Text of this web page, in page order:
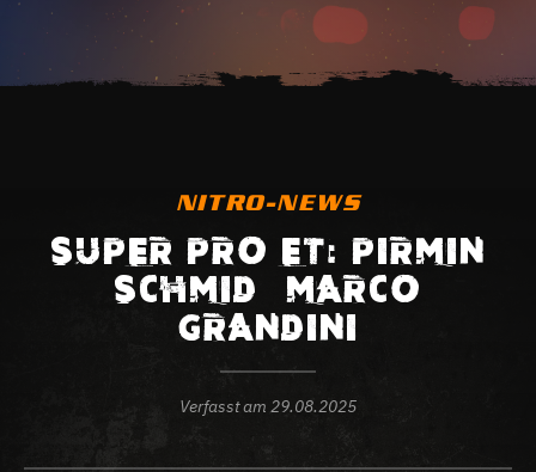
NITRO-NEWS
SUPER PRO ET: PIRMIN
SCHMID – MARCO
GRANDINI
Verfasst am 29.08.2025